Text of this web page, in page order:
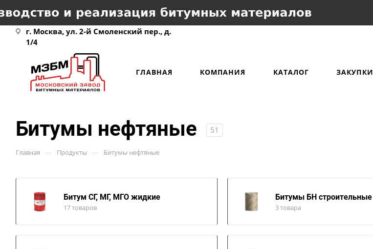
г. Москва, ул. 2-й Смоленский пер., д.
1/4
ГЛАВНАЯ КОМПАНИЯ КАТАЛОГ ЗАКУПКИ
Битумы нефтяные 51
Главная — Продукты — Битумы нефтяные
Битум СГ, МГ, МГО жидкие
17 товаров
Битумы БН строительные
3 товара